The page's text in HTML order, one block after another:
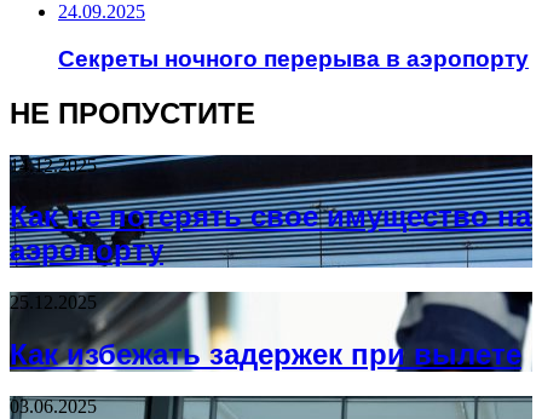
24.09.2025
Секреты ночного перерыва в аэропорту
НЕ ПРОПУСТИТЕ
14.12.2025
Как не потерять свое имущество на
аэропорту
25.12.2025
Как избежать задержек при вылете
03.06.2025